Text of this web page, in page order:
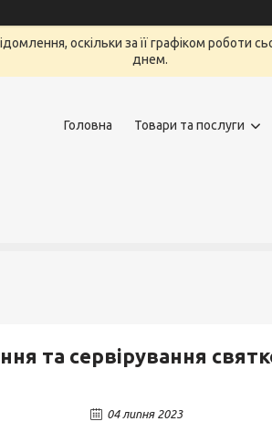
оскільки за її графіком роботи
днем.
Головна Товари та послуги
та сервірування
04 липня 2023